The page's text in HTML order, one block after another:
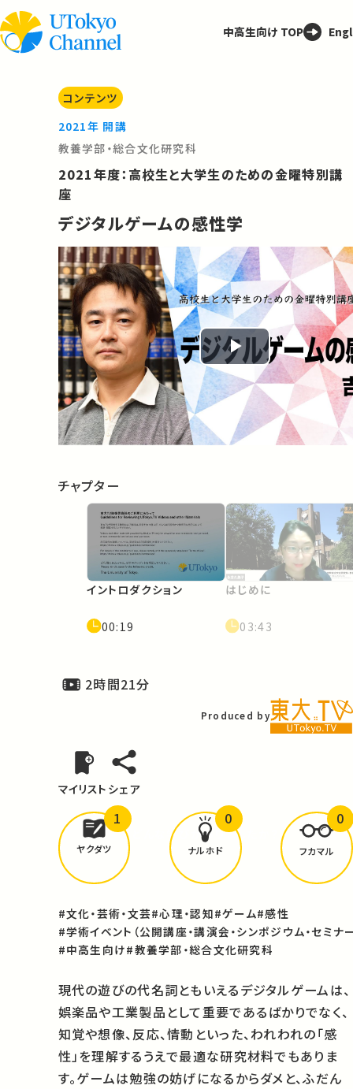
中高生向け TOP
コンテンツ
2021年 開講
教養学部・総合文化研究科
2021年度：高校生と大学生のための金曜特別講
座
デジタルゲームの感性学
Play
Video
チャプター
イントロダクション
00:19
はじめに
03:43
2時間21分
Produced by
マイリスト シェア
どんな学びがありましたか？
ヤクダツ
1
ナルホド
0
フカマル
0
#文化・芸術・文芸#心理・認知#ゲーム#感性
#学術イベント（公開講座・講演会・シンポジウム・セミナ
#中高生向け#教養学部・総合文化研究科
現代の遊びの代名詞ともいえるデジタルゲームは、
娯楽品や工業製品として重要であるばかりでなく、
知覚や想像、反応、情動といった、われわれの「感
性」を理解するうえで最適な研究材料でもありま
す。ゲームは勉強の妨げになるからダメと、ふだん